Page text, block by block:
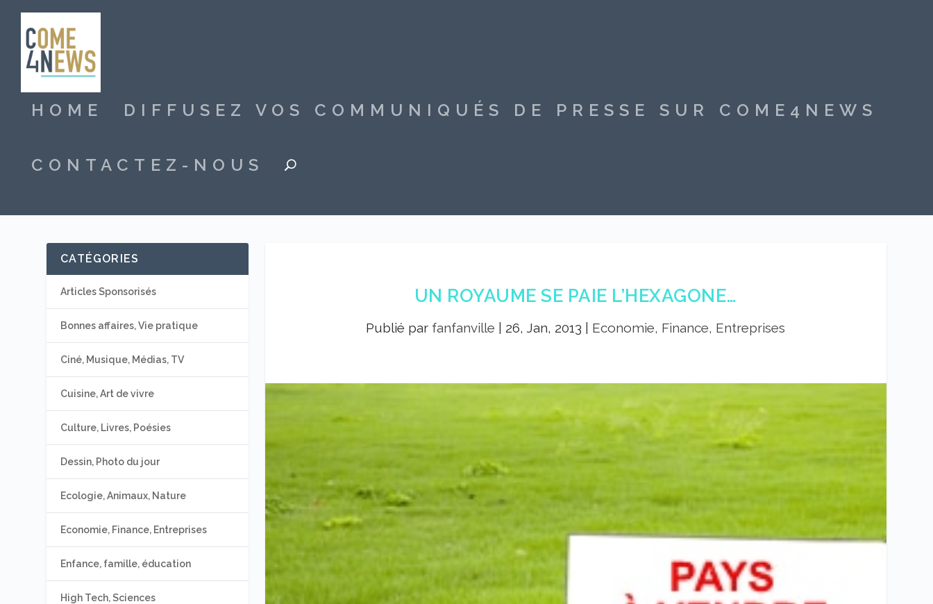
HOME DIFFUSEZ VOS COMMUNIQUÉS DE PRESSE SUR COME4NEWS
CONTACTEZ-NOUS
UN ROYAUME SE PAIE L’HEXAGONE…
Publié par fanfanville 26, Jan, 2013 Economie, Finance, Entreprises
CATÉGORIES
Articles Sponsorisés
Bonnes affaires, Vie pratique
Ciné, Musique, Médias, TV
Cuisine, Art de vivre
Culture, Livres, Poésies
Dessin, Photo du jour
Ecologie, Animaux, Nature
Economie, Finance, Entreprises
Enfance, famille, éducation
High Tech, Sciences